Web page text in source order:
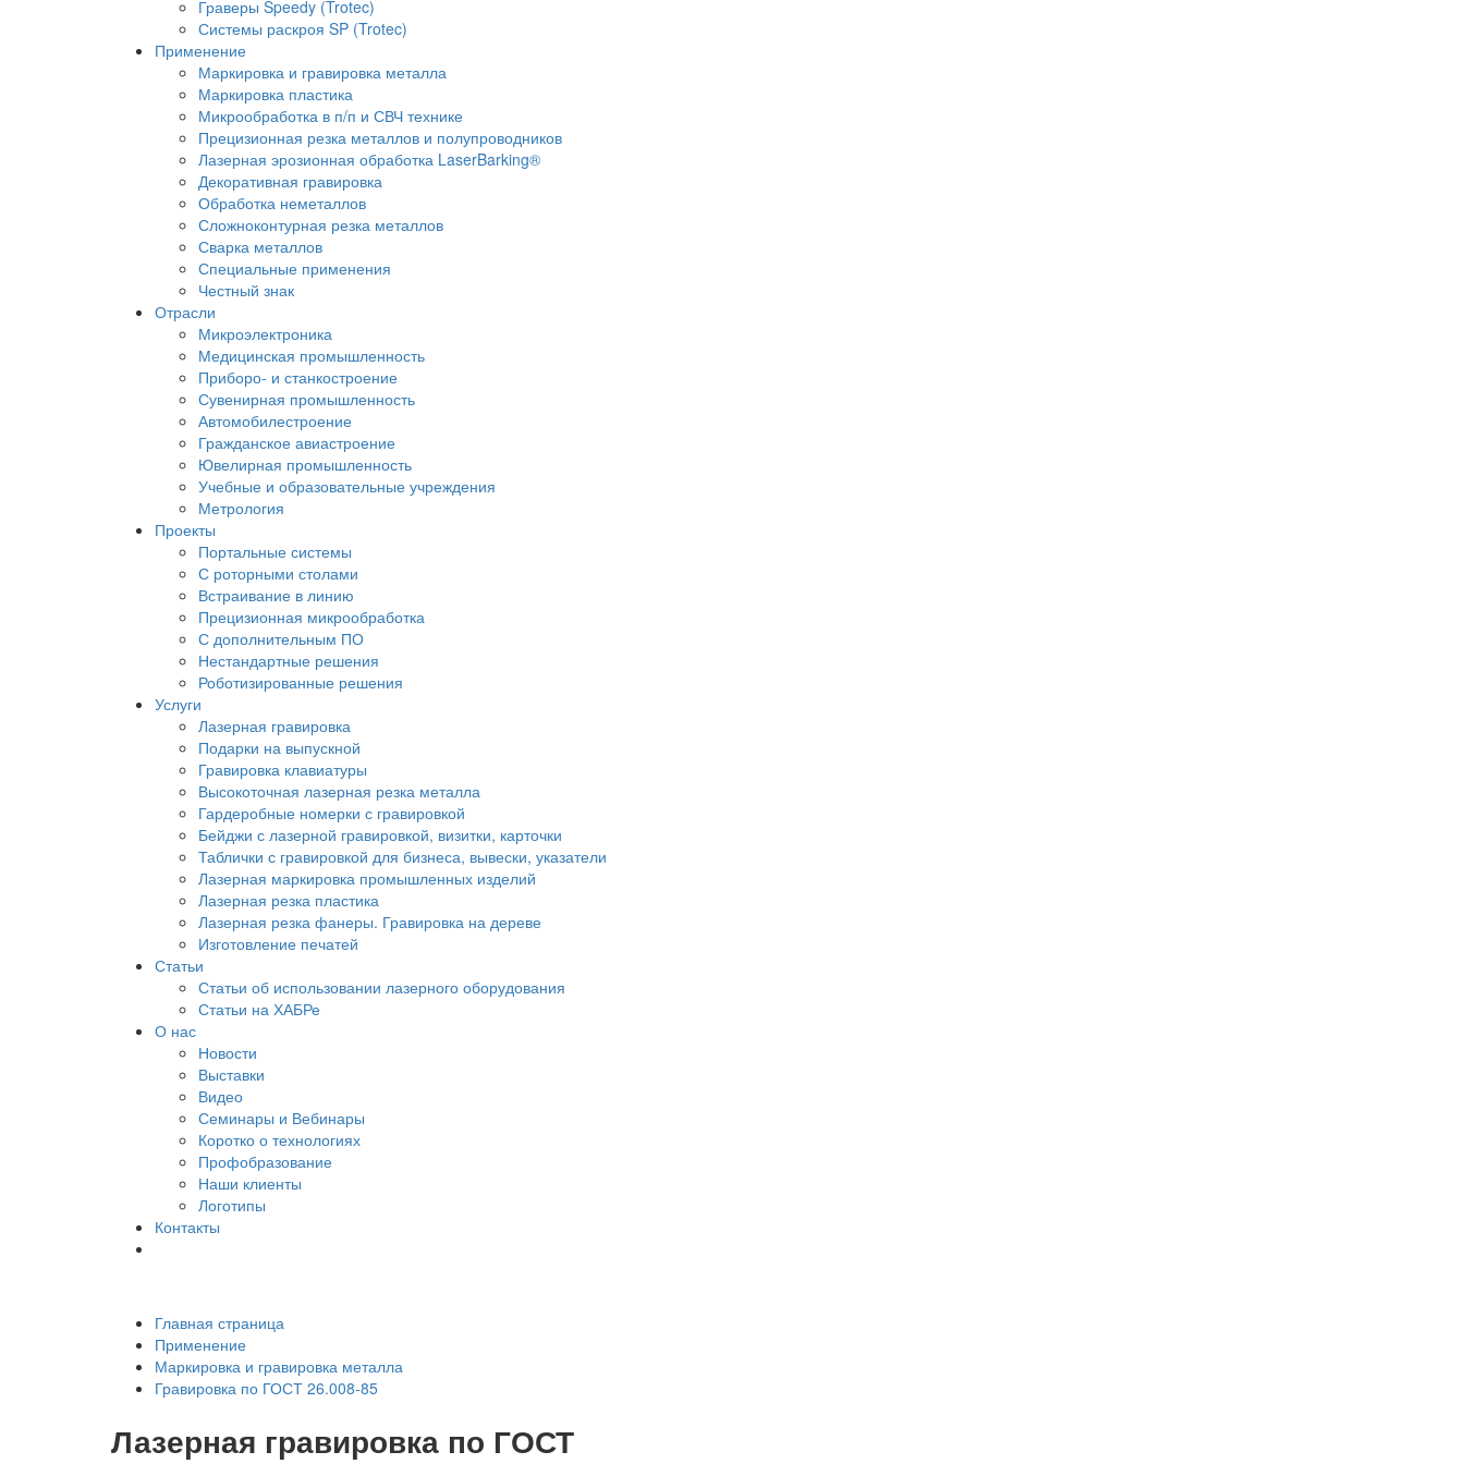
Граверы Speedy (Trotec)
Системы раскроя SP (Trotec)
Применение
Маркировка и гравировка металла
Маркировка пластика
Микрообработка в п/п и СВЧ технике
Прецизионная резка металлов и полупроводников
Лазерная эрозионная обработка LaserBarking®
Декоративная гравировка
Обработка неметаллов
Сложноконтурная резка металлов
Сварка металлов
Специальные применения
Честный знак
Отрасли
Микроэлектроника
Медицинская промышленность
Приборо- и станкостроение
Сувенирная промышленность
Автомобилестроение
Гражданское авиастроение
Ювелирная промышленность
Учебные и образовательные учреждения
Метрология
Проекты
Портальные системы
С роторными столами
Встраивание в линию
Прецизионная микрообработка
С дополнительным ПО
Нестандартные решения
Роботизированные решения
Услуги
Лазерная гравировка
Подарки на выпускной
Гравировка клавиатуры
Высокоточная лазерная резка металла
Гардеробные номерки с гравировкой
Бейджи с лазерной гравировкой, визитки, карточки
Таблички с гравировкой для бизнеса, вывески, указатели
Лазерная маркировка промышленных изделий
Лазерная резка пластика
Лазерная резка фанеры. Гравировка на дереве
Изготовление печатей
Статьи
Статьи об использовании лазерного оборудования
Статьи на ХАБРе
О нас
Новости
Выставки
Видео
Семинары и Вебинары
Коротко о технологиях
Профобразование
Наши клиенты
Логотипы
Контакты
Главная страница
Применение
Маркировка и гравировка металла
Гравировка по ГОСТ 26.008-85
Лазерная гравировка по ГОСТ